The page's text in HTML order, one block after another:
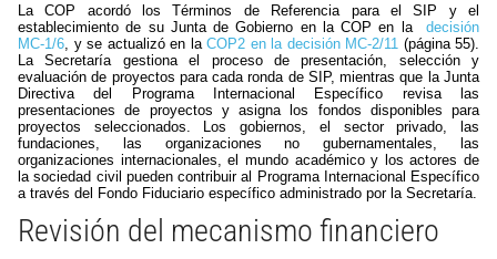
La COP acordó los Términos de Referencia para el SIP y el
establecimiento de su Junta de Gobierno en la COP en la decisión
MC-1/6 , y se actualizó en la COP2 en la decisión MC-2/11 (página 55).
La Secretaría gestiona el proceso de presentación, selección y
evaluación de proyectos para cada ronda de SIP, mientras que la Junta
Directiva del Programa Internacional Específico revisa las
presentaciones de proyectos y asigna los fondos disponibles para
proyectos seleccionados. Los gobiernos, el sector privado, las
fundaciones, las organizaciones no gubernamentales, las
organizaciones internacionales, el mundo académico y los actores de
la sociedad civil pueden contribuir al Programa Internacional Específico
a través del Fondo Fiduciario específico administrado por la Secretaría.
Revisión del mecanismo financiero